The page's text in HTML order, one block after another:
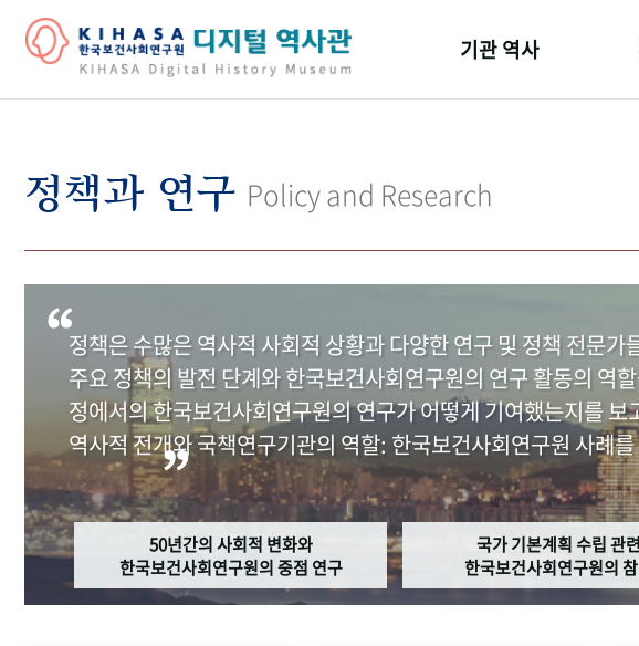
기관 역사
기관 변천사
정책과 연구 Policy and Research
정책은 수많은 역사적 사회적 상황과 다양한 연구 및 정책 전문
주요 정책의 발전 단계와 한국보건사회연구원의 연구 활동의 역
정에서의 한국보건사회연구원의 연구가 어떻게 기여했는지를
역사적 전개와 국책연구기관의 역할: 한국보건사회연구원 사례
50년간의 사회적 변화와
한국보건사회연구원의 중점 연구
국가 기본계획 수립 관련
한국보건사회연구원의